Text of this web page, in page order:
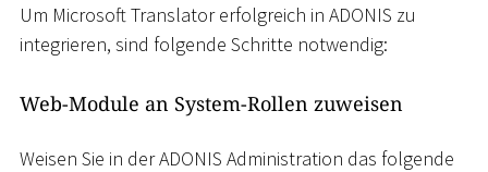
Um Microsoft Translator erfolgreich in ADONIS zu
integrieren, sind folgende Schritte notwendig:
Web-Module an System-Rollen zuweisen
Weisen Sie in der ADONIS Administration das folgende